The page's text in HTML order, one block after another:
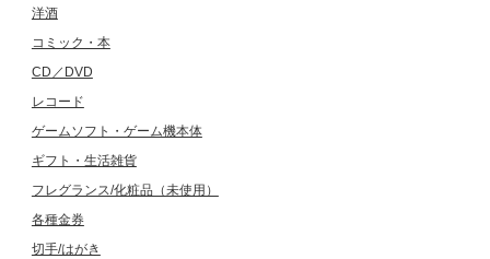
洋酒
コミック・本
CD／DVD
レコード
ゲームソフト・ゲーム機本体
ギフト・生活雑貨
フレグランス/化粧品（未使用）
各種金券
切手/はがき